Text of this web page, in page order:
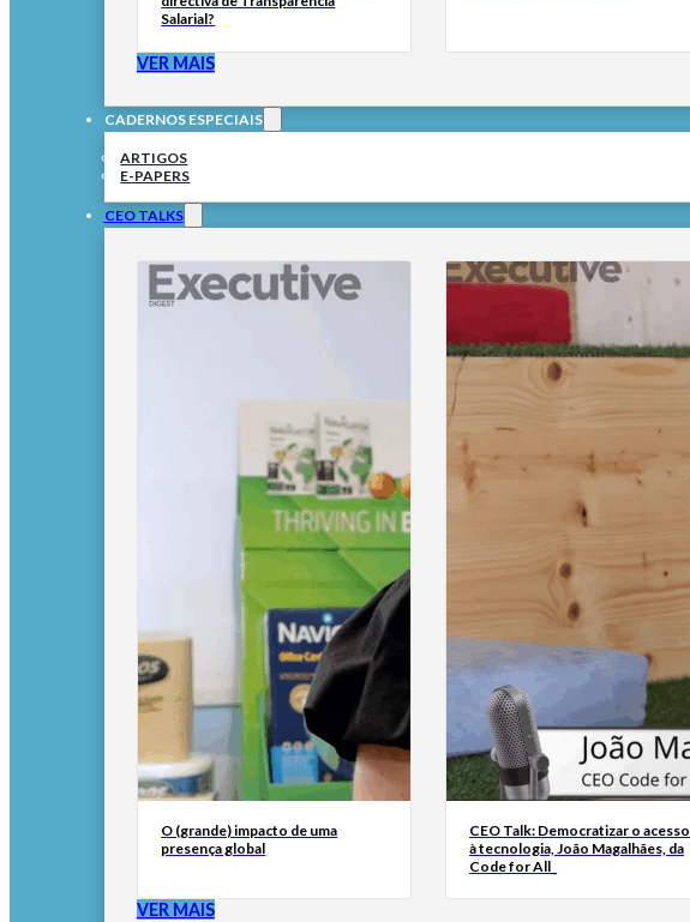
Salarial?
VER MAIS
CADERNOS ESPECIAIS
ARTIGOS
E-PAPERS
CEO TALKS
O (grande) impacto de uma
presença global
CEO Talk: Democratizar o acesso
à tecnologia, João Magalhães, da
Code for All_
VER MAIS